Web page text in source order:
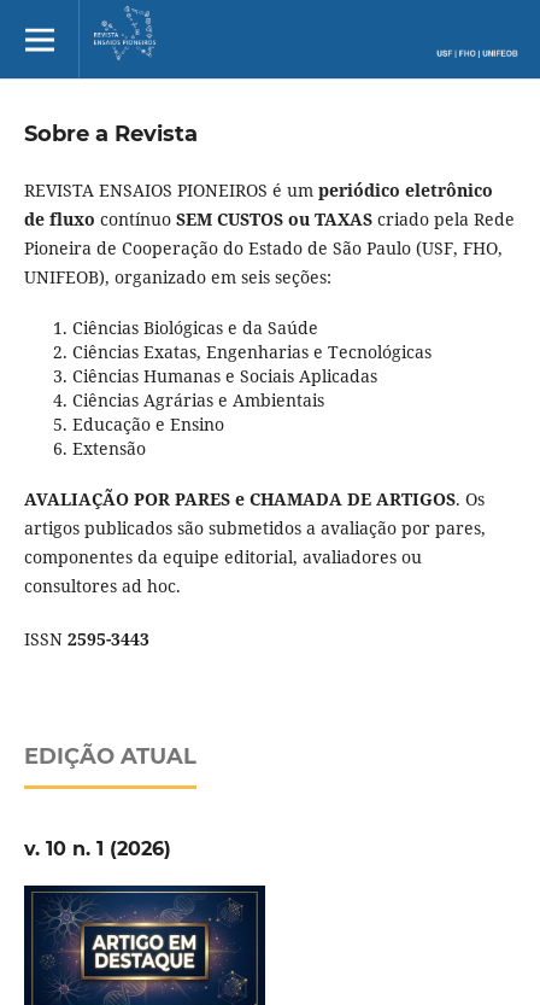
Sobre a Revista
REVISTA ENSAIOS PIONEIROS é um periódico eletrônico
de fluxo contínuo SEM CUSTOS ou TAXAScriado pela Rede
Pioneira de Cooperação do Estado de São Paulo (USF, FHO,
UNIFEOB), organizado em seis seções:
Ciências Biológicas e da Saúde
Ciências Exatas, Engenharias e Tecnológicas
Ciências Humanas e Sociais Aplicadas
Ciências Agrárias e Ambientais
Educação e Ensino
Extensão
AVALIAÇÃO POR PARES e CHAMADA DE ARTIGOS. Os
artigos publicados são submetidos a avaliação por pares,
componentes da equipe editorial, avaliadores ou
consultores ad hoc.
ISSN 2595-3443
EDIÇÃO ATUAL
v. 10 n. 1 (2026)